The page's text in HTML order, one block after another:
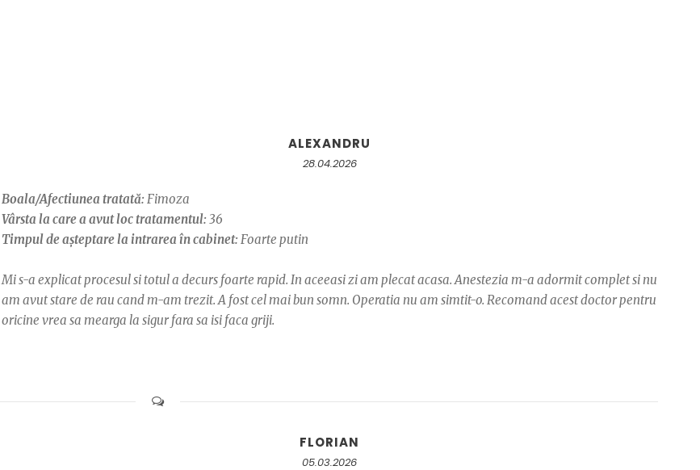
ALEXANDRU
28.04.2026
Boala/Afectiunea tratată: Fimoza
Vârsta la care a avut loc tratamentul: 36
Timpul de așteptare la intrarea în cabinet: Foarte putin
Mi s-a explicat procesul si totul a decurs foarte rapid. In aceeasi zi am plecat acasa. Anestezia m-a adormit complet si nu
am avut stare de rau cand m-am trezit. A fost cel mai bun somn. Operatia nu am simtit-o. Recomand acest doctor pentru
oricine vrea sa mearga la sigur fara sa isi faca griji.
FLORIAN
05.03.2026